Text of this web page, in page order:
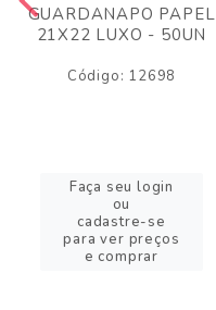
GUARDANAPO PAPEL
21X22 LUXO - 50UN
Código: 12698
Faça seu login
ou
cadastre-se
para ver preços
e comprar